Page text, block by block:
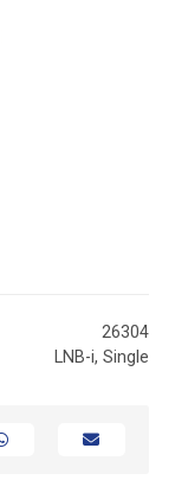
26304
LNB-i, Single